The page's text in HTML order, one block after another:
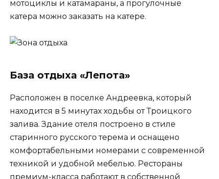
мотоциклы и катамараны, а прогулочные
катера можно заказать на катере.
База отдыха «Лепота»
Расположен в поселке Андреевка, который
находится в 5 минутах ходьбы от Троицкого
залива. Здание отеля построено в стиле
старинного русского терема и оснащено
комфортабельными номерами с современной
техникой и удобной мебелью. Рестораны
премиум-класса работают в собственной